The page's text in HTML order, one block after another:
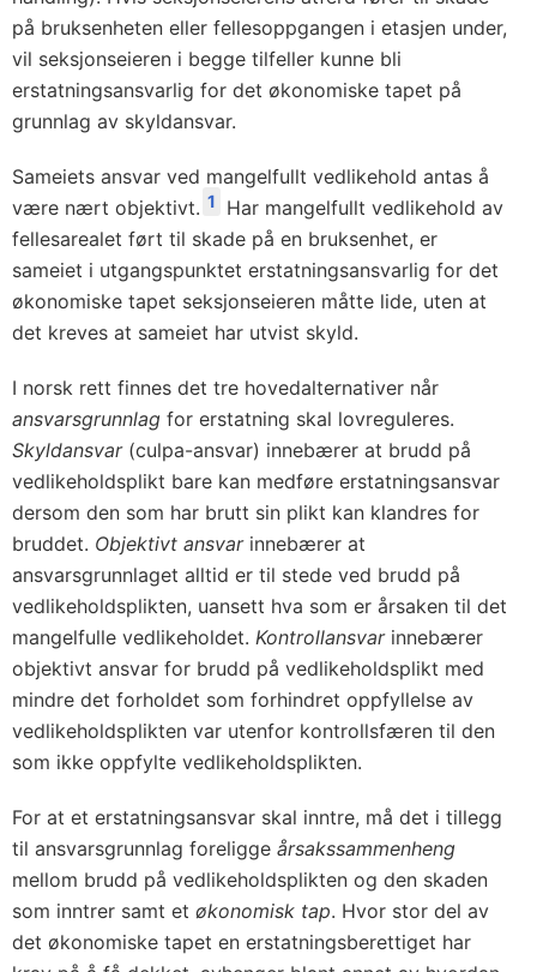
på bruksenheten eller fellesoppgangen i etasjen under,
vil seksjonseieren i begge tilfeller kunne bli
erstatningsansvarlig for det økonomiske tapet på
grunnlag av skyldansvar.
Sameiets ansvar ved mangelfullt vedlikehold antas å
være nært objektivt. 1
Har mangelfullt vedlikehold av
fellesarealet ført til skade på en bruksenhet, er
sameiet i utgangspunktet erstatningsansvarlig for det
økonomiske tapet seksjonseieren måtte lide, uten at
det kreves at sameiet har utvist skyld.
I norsk rett finnes det tre hovedalternativer når
ansvarsgrunnlag for erstatning skal lovreguleres.
Skyldansvar (culpa-ansvar) innebærer at brudd på
vedlikeholdsplikt bare kan medføre erstatningsansvar
dersom den som har brutt sin plikt kan klandres for
bruddet. Objektivt ansvarinnebærer at
ansvarsgrunnlaget alltid er til stede ved brudd på
vedlikeholdsplikten, uansett hva som er årsaken til det
mangelfulle vedlikeholdet. Kontrollansvarinnebærer
objektivt ansvar for brudd på vedlikeholdsplikt med
mindre det forholdet som forhindret oppfyllelse av
vedlikeholdsplikten var utenfor kontrollsfæren til den
som ikke oppfylte vedlikeholdsplikten.
For at et erstatningsansvar skal inntre, må det i tillegg
til ansvarsgrunnlag foreligge årsakssammenheng
mellom brudd på vedlikeholdsplikten og den skaden
som inntrer samt et økonomisk tap. Hvor stor del av
det økonomiske tapet en erstatningsberettiget har